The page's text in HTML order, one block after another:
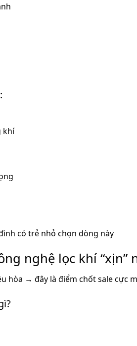
khí
có trẻ nhỏ chọn dòng này
nghệ lọc khí “xịn”
hòa → đây là điểm chốt sale cực